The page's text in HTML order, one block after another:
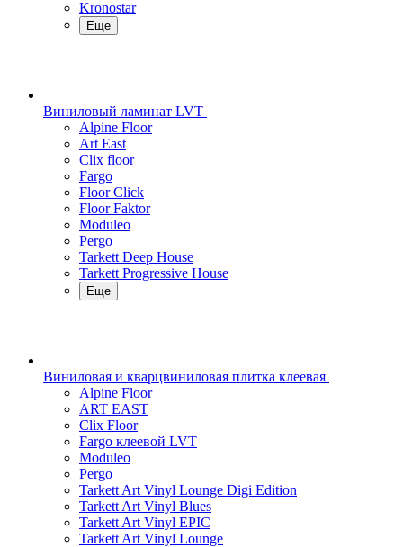
Kronostar
Еще
Виниловый ламинат LVT
Alpine Floor
Art East
Clix floor
Fargo
Floor Click
Floor Faktor
Moduleo
Pergo
Tarkett Deep House
Tarkett Progressive House
Еще
Виниловая и кварцвиниловая плитка клеевая
Alpine Floor
ART EAST
Clix Floor
Fargo клеевой LVT
Moduleo
Pergo
Tarkett Art Vinyl Lounge Digi Edition
Tarkett Art Vinyl Blues
Tarkett Art Vinyl EPIC
Tarkett Art Vinyl Lounge